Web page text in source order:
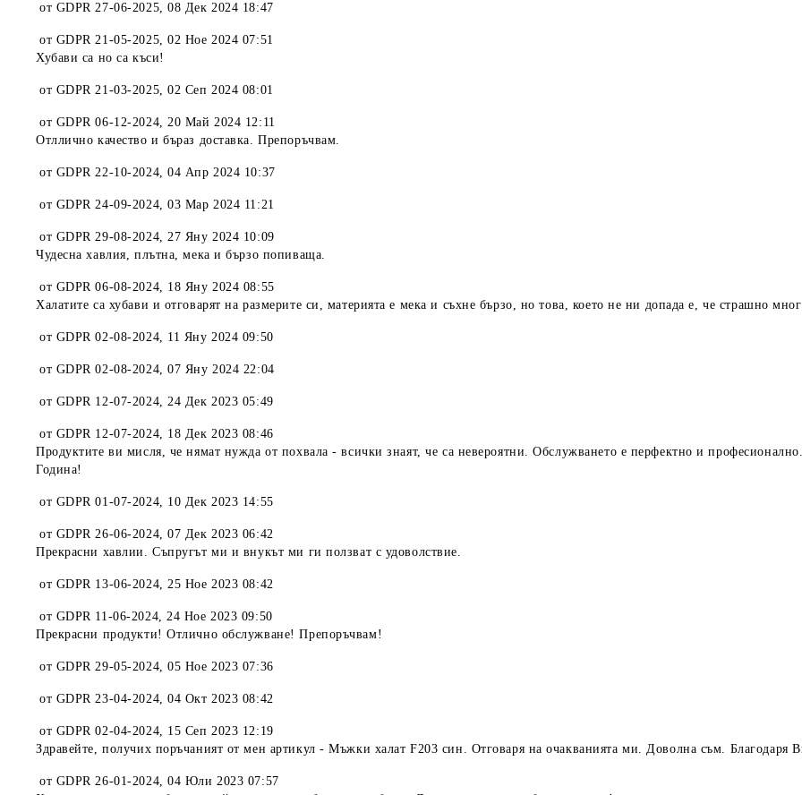
от GDPR 27-06-2025,08 Дек 2024 18:47
от GDPR 21-05-2025,02 Ное 2024 07:51
Хубави са но са къси!
от GDPR 21-03-2025,02 Сеп 2024 08:01
от GDPR 06-12-2024,20 Май 2024 12:11
Отллично качество и бъраз доставка. Препоръчвам.
от GDPR 22-10-2024,04 Апр 2024 10:37
от GDPR 24-09-2024,03 Мар 2024 11:21
от GDPR 29-08-2024,27 Яну 2024 10:09
Чудесна хавлия, плътна, мека и бързо попиваща.
от GDPR 06-08-2024, 18 Яну 2024 08:55
Халатите са хубави и отговарят на размерите си, материята е мека и съхне бързо, но това, което не ни допада е, че страшно
от GDPR 02-08-2024, 11 Яну 2024 09:50
от GDPR 02-08-2024,07 Яну 2024 22:04
от GDPR 12-07-2024,24 Дек 2023 05:49
от GDPR 12-07-2024, 18 Дек 2023 08:46
Продуктите ви мисля, че нямат нужда от похвала - всички знаят, че са невероятни. Обслужването е перфектно и
Година!
от GDPR 01-07-2024, 10 Дек 2023 14:55
от GDPR 26-06-2024,07 Дек 2023 06:42
Прекрасни хавлии. Съпругът ми и внукът ми ги ползват с удоволствие.
от GDPR 13-06-2024,25 Ное 2023 08:42
от GDPR 11-06-2024,24 Ное 2023 09:50
Прекрасни продукти! Отлично обслужване! Препоръчвам!
от GDPR 29-05-2024,05 Ное 2023 07:36
от GDPR 23-04-2024,04 Окт 2023 08:42
от GDPR 02-04-2024, 15 Сеп 2023 12:19
Здравейте, получих поръчаният от мен артикул - Мъжки халат F203 син. Отговаря на очакванията ми. Доволна съм. Благодаря
от GDPR 26-01-2024,04 Юли 2023 07:57